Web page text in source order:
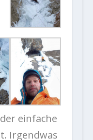
einfache
Irgendwas